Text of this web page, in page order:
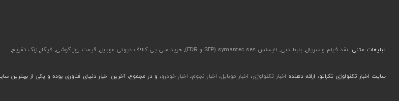
تبلیغات متنی: نقد فیلم و سریال, بلیط دبی, لایسنس symantec ses (SEP و EDR) , خرید سی پی کالاف دیوتی موبایل, قیمت روز گوشی, فیگار, زنگ تفریح,
سایت اخبار تکنولوژی تکراتو، ارائه دهنده اخبار تکنولوژی، اخبار موبایل، اخبار نجوم، اخبار خودرو، و در مجموع، آخرین اخبار دنیای فناوری بوده و یکی از بهترین